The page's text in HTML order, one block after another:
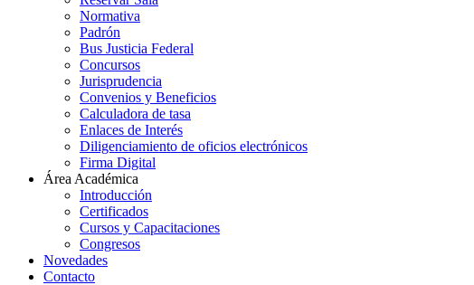
Normativa
Padrón
Bus Justicia Federal
Concursos
Jurisprudencia
Convenios y Beneficios
Calculadora de tasa
Enlaces de Interés
Diligenciamiento de oficios electrónicos
Firma Digital
Área Académica
Introducción
Certificados
Cursos y Capacitaciones
Congresos
Novedades
Contacto